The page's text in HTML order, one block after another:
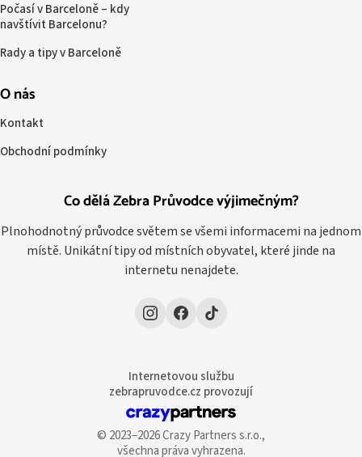
Co dělá Zebra Průvodce výjimečným?
Plnohodnotný průvodce světem se všemi informacemi na jednom
místě. Unikátní tipy od místních obyvatel, které jinde na
internetu nenajdete.
Počasí v Barceloně – kdy
navštívit Barcelonu?
Rady a tipy v Barceloně
O nás
Kontakt
Obchodní podmínky
Internetovou službu
zebrapruvodce.cz provozují
© 2023–2026 Crazy Partners s.r.o.,
všechna práva vyhrazena.